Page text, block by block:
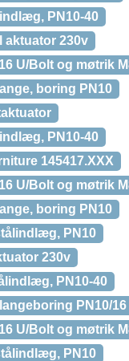
PN10-40
aktuator 230v
U/Bolt og møtrik
boring PN10
PN10-40
145417.XXX
U/Bolt og møtrik
boring PN10
PN10
230v
PN10-40
PN10/16
U/Bolt og møtrik
PN10